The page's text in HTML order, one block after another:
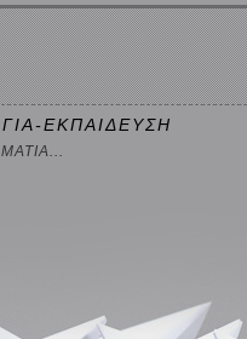
ΕΚΠΑΙΔΕΥΣΗ